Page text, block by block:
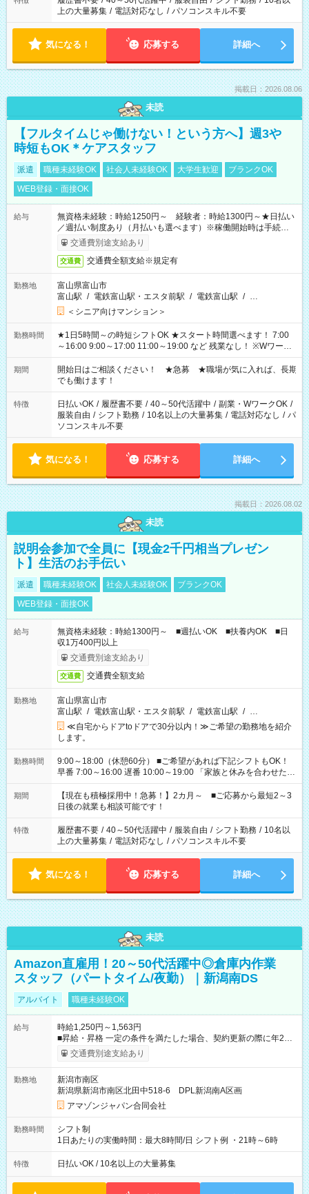
上の大量募集 / 電話対応なし / パソコンスキル不要
気になる！ 応募する 詳細へ
掲載日：2026.08.06
未読
【フルタイムじゃ働けない！という方へ】週3や
時短もOK＊ケアスタッフ
派遣 職種未経験OK 社会人未経験OK 大学生歓迎
ブランクOK
WEB登録・面接OK
給与
無資格未経験：時給1250円～ 経験者：時給1300円～★日払い
／週払い制度あり（月払いも選べます）※稼働開始時は手続き完
了次第のお支払いとなります。
交通費別途支給あり
交通費 交通費全額支給※規定有
勤務地
富山県富山市
富山駅 / 電鉄富山駅・エスタ前駅 / 電鉄富山駅 / …
＜シニア向けマンション＞
勤務時間
★1日5時間～の時短シフトOK ★スタート時間選べます！ 7:00
～16:00 9:00～17:00 11:00～19:00 など 残業なし！ ※Wワーク
の場合、他のお仕事と合わせ週40時間超の就業はご案内できま
せん ※法令に基づき、週20時間以上勤務は社会保険への加入対
象となります ※労働者派遣法（日雇い派遣の原則禁止）によ
り、短時間・短期間の就業はご案内が難しい場合があります
期間
開始日はご相談ください！ ★急募 ★職場が気に入れば、長期
でも働けます！
特徴 日払いOK / 履歴書不要 / 40～50代活躍中 / 副業・WワークOK /
服装自由 / シフト勤務 / 10名以上の大量募集 / 電話対応なし / パ
ソコンスキル不要
気になる！ 応募する 詳細へ
掲載日：2026.08.02
未読
説明会参加で全員に【現金2千円相当プレゼン
ト】生活のお手伝い
派遣 職種未経験OK 社会人未経験OK
ブランクOK
WEB登録・面接OK
給与
無資格未経験：時給1300円～ ■週払いOK ■扶養内OK ■日
収1万400円以上
交通費別途支給あり
交通費 交通費全額支給
勤務地
富山県富山市
富山駅 / 電鉄富山駅・エスタ前駅 / 電鉄富山駅 / …
≪自宅からドアtoドアで30分以内！≫ご希望の勤務地を紹介
します。
勤務時間
9:00～18:00（休憩60分） ■ご希望があれば下記シフトもOK！
早番 7:00～16:00 遅番 10:00～19:00 「家族と休みを合わせた
い」 「余裕を持って夕飯の準備がしたい」 「できれば残業はし
たくない」 など、ご希望を教えてくださいね。 ※Wワーク希望
の方へ 今ご覧のお仕事で希望する勤務時間と、もう1つのお仕事
の勤務時間。 合計で週40時間を超える場合は応募できません。
期間
【現在も積極採用中！急募！】2カ月～ ■ご応募から最短2～3
日後の就業も相談可能です！
特徴 履歴書不要 / 40～50代活躍中 / 服装自由 / シフト勤務 / 10名以
上の大量募集 / 電話対応なし / パソコンスキル不要
気になる！ 応募する 詳細へ
未読
Amazon直雇用！20～50代活躍中◎倉庫内作業
スタッフ（パートタイム/夜勤）｜新潟南DS
アルバイト 職種未経験OK
給与
時給1,250円～1,563円
■昇給・昇格 一定の条件を満たした場合、契約更新の際に年2回
まで昇給の機会があります。 ■正社員登用制度あり ※月末締/翌
月25日支払い ※時間外手当、別途支給 ※深夜割増賃金 (22:00～
☆Amazon直雇用で安定して働けます！ 【試用期間】試用期間
あり 試用期間の長さ：1週間 雇用形態、給与は本採用時と同じ
です。
交通費別途支給あり
勤務地
新潟市南区
新潟県新潟市南区北田中518-6 DPL新潟南A区画
アマゾンジャパン合同会社
勤務時間
シフト制
1日あたりの実働時間：最大8時間/日 シフト例 ・21時～6時
特徴 日払いOK / 10名以上の大量募集